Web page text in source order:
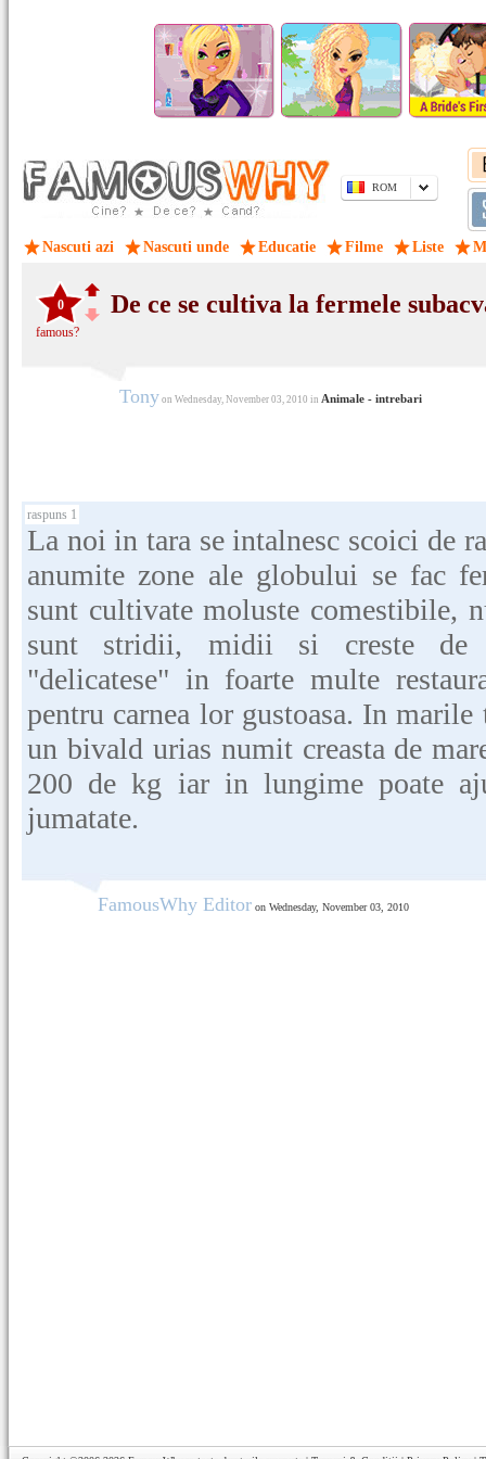
ROM
Nascuti azi Nascuti unde Educatie Filme Liste
0
famous?
De ce se cultiva la fermele
Tony on Wednesday, November 03, 2010 in Animale - intrebari
raspuns 1
La noi in tara se intalnesc scoici de
anumite zone ale globului se fac
sunt cultivate moluste comestibile,
sunt stridii, midii si creste de
"delicatese" in foarte multe
pentru carnea lor gustoasa. In
un bivald urias numit creasta de
200 de kg iar in lungime poate
jumatate.
FamousWhy Editor on Wednesday, November 03, 2010